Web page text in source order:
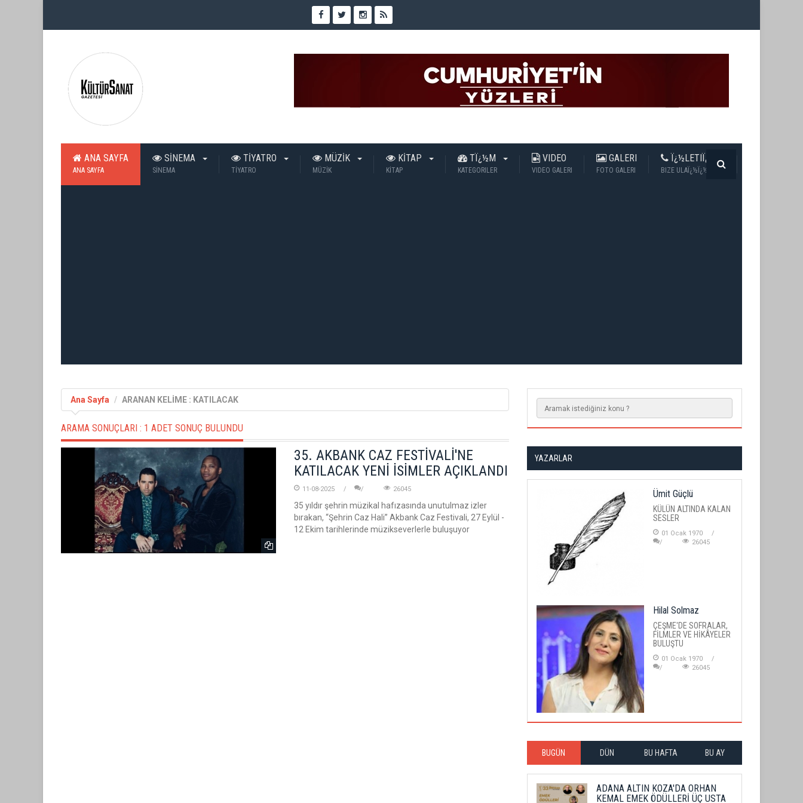
ANA SAYFA
ANA SAYFA
SİNEMA
SİNEMA
TİYATRO
TİYATRO
MÜZİK
MÜZİK
KİTAP
KİTAP
TÏ¿½M
KATEGORILER
VIDEO
VIDEO GALERI
GALERI
FOTO GALERI
Ï¿½LETIÏ¿½IM
BIZE ULAÏ¿½Ï¿½N
Ana Sayfa ARANAN KELİME : KATILACAK
ARAMA SONUÇLARI : 1 ADET SONUÇ BULUNDU
35. AKBANK CAZ FESTİVALİ'NE
KATILACAK YENİ İSİMLER AÇIKLANDI
11-08-2025 26045
35 yıldır şehrin müzikal hafızasında unutulmaz izler
bırakan, “Şehrin Caz Hali” Akbank Caz Festivali, 27 Eylül -
12 Ekim tarihlerinde müzikseverlerle buluşuyor
YAZARLAR
Ümit Güçlü
KÜLÜN ALTINDA KALAN
SESLER
01 Ocak 1970
26045
Hilal Solmaz
ÇEŞME'DE SOFRALAR,
FİLMLER VE HİKÂYELER
BULUŞTU
01 Ocak 1970
26045
BUGÜN DÜN BU HAFTA BU AY
ADANA ALTIN KOZA'DA ORHAN
KEMAL EMEK ÖDÜLLERİ ÜÇ USTA